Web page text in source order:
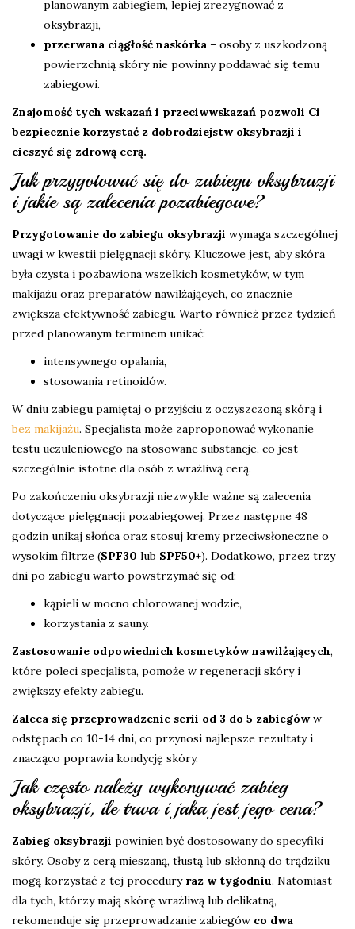
planowanym zabiegiem, lepiej zrezygnować z
oksybrazji,
przerwana ciągłość naskórka – osoby z uszkodzoną
powierzchnią skóry nie powinny poddawać się temu
zabiegowi.
Znajomość tych wskazań i przeciwwskazań pozwoli Ci
bezpiecznie korzystać z dobrodziejstw oksybrazji i
cieszyć się zdrową cerą.
Jak przygotować się do zabiegu oksybrazji
i jakie są zalecenia pozabiegowe?
Przygotowanie do zabiegu oksybrazji wymaga szczególnej
uwagi w kwestii pielęgnacji skóry. Kluczowe jest, aby skóra
była czysta i pozbawiona wszelkich kosmetyków, w tym
makijażu oraz preparatów nawilżających, co znacznie
zwiększa efektywność zabiegu. Warto również przez tydzień
przed planowanym terminem unikać:
intensywnego opalania,
stosowania retinoidów.
W dniu zabiegu pamiętaj o przyjściu z oczyszczoną skórą i
bez makijażu. Specjalista może zaproponować wykonanie
testu uczuleniowego na stosowane substancje, co jest
szczególnie istotne dla osób z wrażliwą cerą.
Po zakończeniu oksybrazji niezwykle ważne są zalecenia
dotyczące pielęgnacji pozabiegowej. Przez następne 48
godzin unikaj słońca oraz stosuj kremy przeciwsłoneczne o
wysokim filtrze (SPF30 lub SPF50+). Dodatkowo, przez trzy
dni po zabiegu warto powstrzymać się od:
kąpieli w mocno chlorowanej wodzie,
korzystania z sauny.
Zastosowanie odpowiednich kosmetyków nawilżających,
które poleci specjalista, pomoże w regeneracji skóry i
zwiększy efekty zabiegu.
Zaleca się przeprowadzenie serii od 3 do 5 zabiegóww
odstępach co 10-14 dni, co przynosi najlepsze rezultaty i
znacząco poprawia kondycję skóry.
Jak często należy wykonywać zabieg
oksybrazji, ile trwa i jaka jest jego cena?
Zabieg oksybrazji powinien być dostosowany do specyfiki
skóry. Osoby z cerą mieszaną, tłustą lub skłonną do trądziku
mogą korzystać z tej procedury raz w tygodniu. Natomiast
dla tych, którzy mają skórę wrażliwą lub delikatną,
rekomenduje się przeprowadzanie zabiegów co dwa